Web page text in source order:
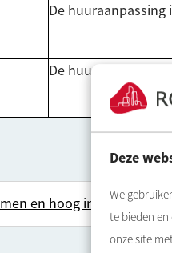
Deze
We
te bieden
onze site
De huuraanpassing
De huuraanpassing
en hoog inkomen